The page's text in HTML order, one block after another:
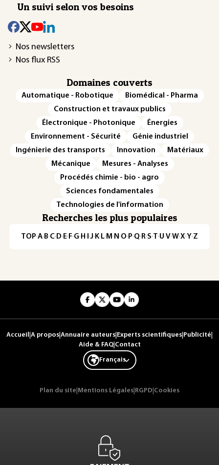
Un suivi selon vos besoins
Nos newsletters
Nos flux RSS
Domaines couverts
Automatique - Robotique
Biomédical - Pharma
Construction et travaux publics
Électronique - Photonique
Énergies
Environnement - Sécurité
Génie industriel
Ingénierie des transports
Innovation
Matériaux
Mécanique
Mesures - Analyses
Procédés chimie - bio - agro
Sciences fondamentales
Technologies de l'information
Recherches les plus populaires
TOP·A·B·C· D· E· F·G· H · ·J· K· L· M · N ·O· P·Q· R·S·T·U·V·W·X·Y·Z
Accueil A propos Annuaire auteurs Experts scientifiques Publicité
Aide & FAQ| Contact
Français
Plan du site Mentions Légales RGPD Cookies